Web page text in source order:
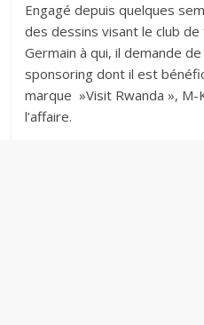
Engagé depuis quelques
des dessins visant le club
Germain à qui, il demande
sponsoring dont il est
marque »Visit Rwanda », M-
l’affaire.